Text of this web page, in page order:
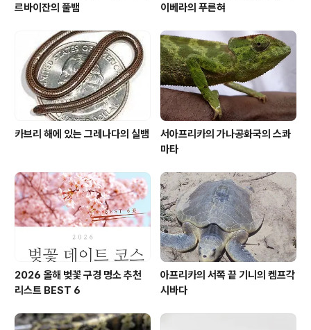
르바이잔의 풀뱀
이베라의 푸른혀
카브리 해에 있는 그레나다의 실뱀
서아프리카의 가나공화국의 스콰
마타
2026 올해 벚꽃 구경 명소 추천
리스트 BEST 6
아프리카의 서쪽 끝 기니의 켐프각
시바다